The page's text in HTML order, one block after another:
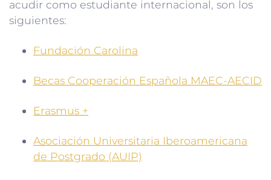
acudir como estudiante internacional, son los
siguientes:
Fundación Carolina
Becas Cooperación Española MAEC-AECID
Erasmus +
Asociación Universitaria Iberoamericana
de Postgrado (AUIP)